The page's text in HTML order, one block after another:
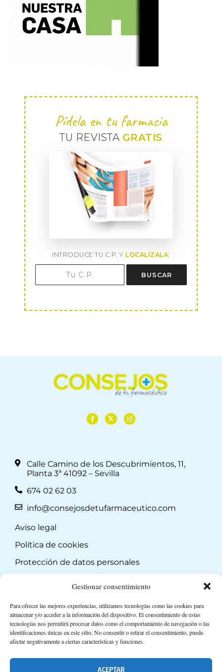
Gestionar consentimiento
Para ofrecer las mejores experiencias, utilizamos tecnologías como las cookies para
almacenar y/o acceder a la información del dispositivo. El consentimiento de estas
tecnologías nos permitirá procesar datos como el comportamiento de navegación o las
identificaciones únicas en este sitio. No consentir o retirar el consentimiento, puede
afectar negativamente a ciertas características y funciones.
ACEPTAR
Pídela en tu farmacia
TU REVISTA GRATIS
INTRODUCE TU C.P. Y LOCALÍZALA:
BUSCAR
Calle Camino de los Descubrimientos, 11,
Planta 3ª 41092 – Sevilla
674 02 62 03
info@consejosdetufarmaceutico.com
Aviso legal
Política de cookies
Protección de datos personales